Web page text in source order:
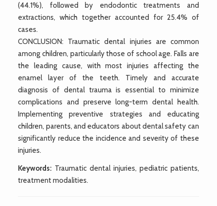
(44.1%), followed by endodontic treatments and
extractions, which together accounted for 25.4% of
cases.
CONCLUSION: Traumatic dental injuries are common
among children, particularly those of school age. Falls are
the leading cause, with most injuries affecting the
enamel layer of the teeth. Timely and accurate
diagnosis of dental trauma is essential to minimize
complications and preserve long-term dental health.
Implementing preventive strategies and educating
children, parents, and educators about dental safety can
significantly reduce the incidence and severity of these
injuries.
Keywords: Traumatic dental injuries, pediatric patients,
treatment modalities.